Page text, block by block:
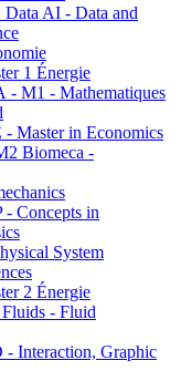
AI - Data and
1 Énergie
M1 - Mathematiques
Master in Economics
Biomeca -
Concepts in
System
2 Énergie
- Fluid
Interaction, Graphic